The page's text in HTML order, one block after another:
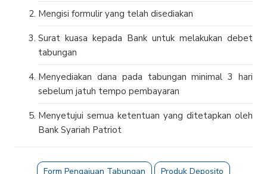
Mengisi formulir yang telah disediakan
Surat kuasa kepada Bank untuk melakukan debet
tabungan
Menyediakan dana pada tabungan minimal 3 hari
sebelum jatuh tempo pembayaran
Menyetujui semua ketentuan yang ditetapkan oleh
Bank Syariah Patriot
Form Pengajuan Tabungan Produk Deposito